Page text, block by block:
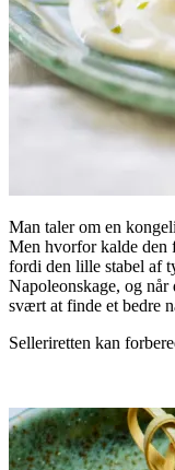
Man taler om en
Men hvorfor kalde den
fordi den lille stabel af
Napoleonskage, og
svært at finde et bedre
Selleriretten kan